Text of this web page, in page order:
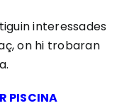
interessades
on hi trobaran
PISCINA